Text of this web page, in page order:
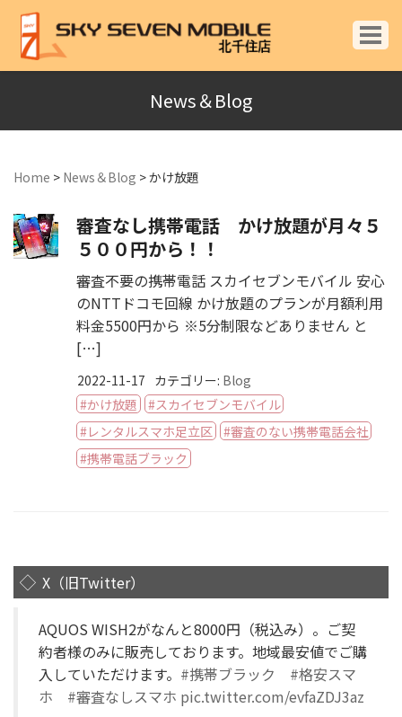
News＆Blog
Home > News＆Blog >かけ放題
審査なし携帯電話 かけ放題が月々５
５００円から！！
審査不要の携帯電話 スカイセブンモバイル 安心
のNTTドコモ回線 かけ放題のプランが月額利用
料金5500円から ※5分制限などありません と
[…]
2022-11-17 カテゴリー: Blog
かけ放題
スカイセブンモバイル
レンタルスマホ足立区
審査のない携帯電話会社
携帯電話ブラック
X（旧Twitter）
AQUOS WISH2がなんと8000円（税込み）。ご契
約者様のみに販売しております。地域最安値でご購
入していただけます。 #携帯ブラック
#格安スマ
ホ
#審査なしスマホ pic.twitter.com/evfaZDJ3az